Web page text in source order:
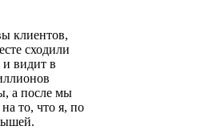
клиентов,
сходили
и видит в
а после мы
то, что я, по